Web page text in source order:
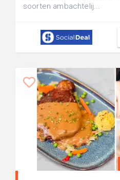
soorten ambachtelij...